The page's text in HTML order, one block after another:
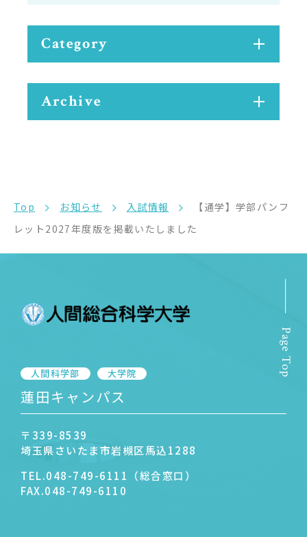
Category
Archive
Top お知らせ 入試情報
【通学】学部パンフ
レット2027年度版を掲載いたしました
人間科学部 大学院
蓮田キャンパス
〒339-8539
埼玉県さいたま市岩槻区馬込1288
TEL.048-749-6111（総合窓口）
FAX.048-749-6110
Page Top